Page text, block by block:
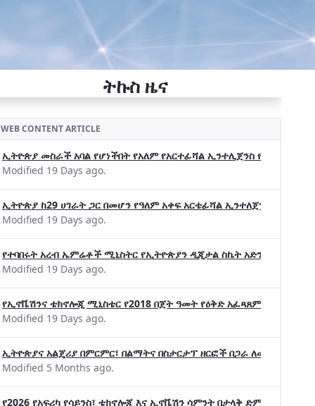
ትኩስ ዜና
WEB CONTENT ARTICLE
ኢትዮጵያ መስራች አባል የሆነችበት የአለም የአርተፊሻል ኢንተሊጀንስ የትብብር
Modified 19 Days ago.
ኢትዮጵያ ከ29 ሀገራት ጋር በመሆን የዓለም አቀፍ አርቴፊሻል ኢንተለጀንስ ትብብር
Modified 19 Days ago.
የተባበሩት አረብ ኤምሬቶች ሚኒስትር የኢትዮጵያን ዲጂታል ስኬት አድንቀዋል
Modified 19 Days ago.
የኢኖቬሽንና ቴክኖሎጂ ሚኒስቴር የ2018 በጀት ዓመት የዕቅድ አፈጻጸምና የቀጣይ
Modified 19 Days ago.
ኢትዮጵያና አልጄሪያ በምርምር፣ በልማትና በስታርታፕ ዘርፎች በጋራ ለመስራት መከሩ፡፡
Modified 5 Months ago.
የ2026 የአፍሪካ የሳይንስ፣ ቴክኖሎጂ እና ኢኖቬሽን ሳምንት በታላቅ ድምቀት